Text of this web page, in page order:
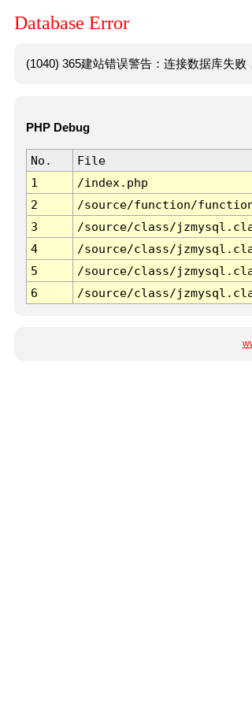
Database Error
(1040) 365建站错误警告：连接数据库失
PHP Debug
No. File
1
/index.php
2
/source/function/
3
/source/class/
4
/source/class/
5
/source/class/
6
/source/class/